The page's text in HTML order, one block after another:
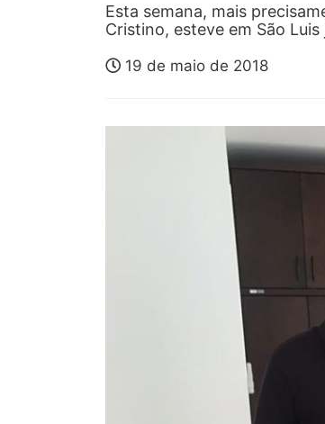
Esta semana, mais
Cristino, esteve em São
19 de maio de 2018